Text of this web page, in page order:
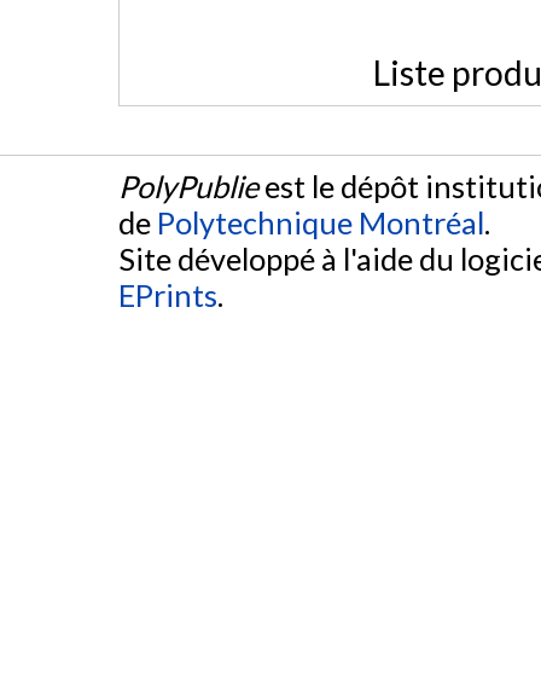
Liste
PolyPublieest le dépôt
de Polytechnique Montréal.
Site développé à l'aide du
EPrints.